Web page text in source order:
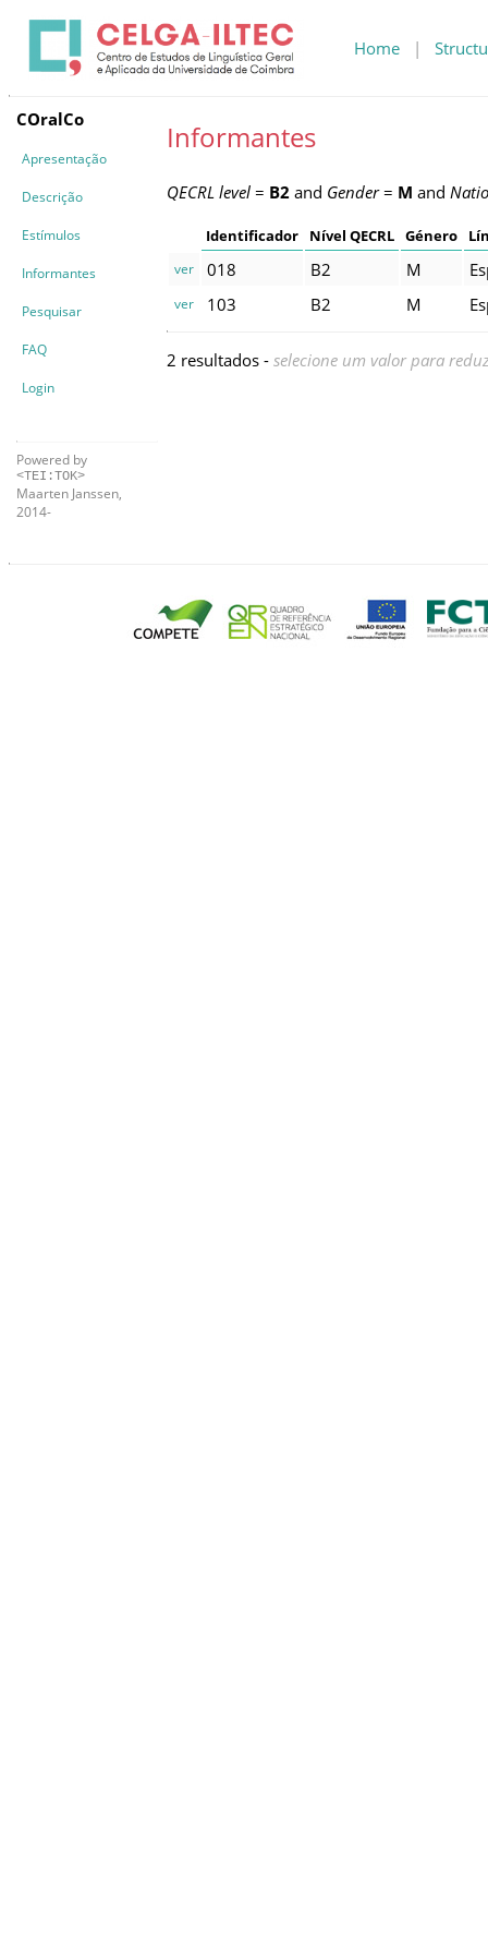
Home |
COralCo
Apresentação
Descrição
Estímulos
Informantes
Pesquisar
FAQ
Login
Powered by
<TEI:TOK>
Maarten Janssen,
2014-
Informantes
QECRL level = B2 and Gender= M and
Identificador Nível QECRL Género
ver 018 B2 M
ver 103 B2 M
2 resultados - selecione um valor para